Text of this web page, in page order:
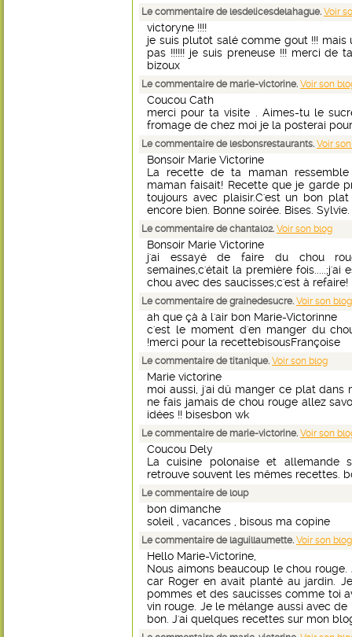
Le commentaire de lesdelicesdelahague. Voir
victoryne !!!!
je suis plutot salé comme gout !!! mais
pas !!!!!! je suis preneuse !!! merci de
bizoux
Le commentaire de marie-victorine. Voir son
Coucou Cath
merci pour ta visite . Aimes-tu le
fromage de chez moi je la posterai
Le commentaire de lesbonsrestaurants. Voir
Bonsoir Marie Victorine
La recette de ta maman
maman faisait! Recette que je garde
toujours avec plaisir.C'est un bon
encore bien. Bonne soirée. Bises. Sylvie.
Le commentaire de chantal02. Voir son blog
Bonsoir Marie Victorine
j'ai essayé de faire du chou
semaines,c'était la première fois.....;j'ai
chou avec des saucisses;c'est à refaire!
Le commentaire de grainedesucre. Voir son blog
ah que çà à l'air bon Marie-Victorinne
c'est le moment d'en manger du
!merci pour la recettebisousFrançoise
Le commentaire de titanique. Voir son blog
Marie victorine
moi aussi, j'ai dû manger ce plat dans
ne fais jamais de chou rouge allez
idées !! bisesbon wk
Le commentaire de marie-victorine. Voir son
Coucou Dely
La cuisine polonaise et allemande
retrouve souvent les mêmes recettes.
Le commentaire de loup
bon dimanche
soleil , vacances , bisous ma copine
Le commentaire de laguillaumette. Voir son blog
Hello Marie-Victorine,
Nous aimons beaucoup le chou
car Roger en avait planté au jardin.
pommes et des saucisses comme toi
vin rouge. Je le mélange aussi avec
bon. J'ai quelques recettes sur mon